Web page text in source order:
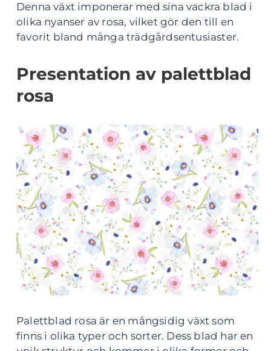
Denna växt imponerar med sina vackra blad i
olika nyanser av rosa, vilket gör den till en
favorit bland många trädgårdsentusiaster.
Presentation av palettblad
rosa
Palettblad rosa är en mångsidig växt som
finns i olika typer och sorter. Dess blad har en